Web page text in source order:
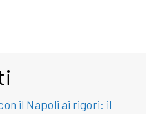
il Napoli ai rigori: il